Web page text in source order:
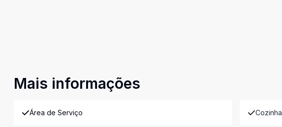
Mais informações
Área de Serviço Cozinha